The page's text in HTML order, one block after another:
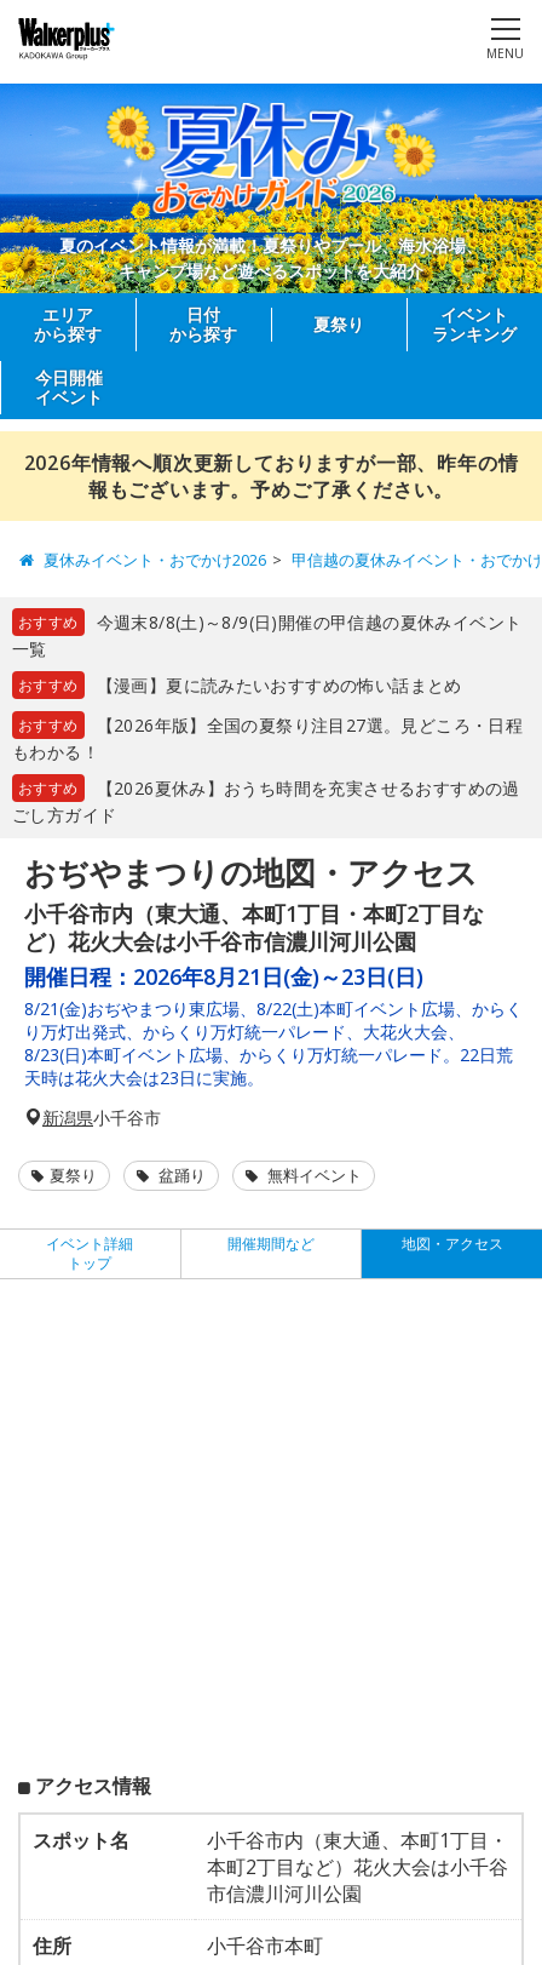
MENU
夏のイベント情報が満載！夏祭りやプール、海水浴場、
キャンプ場など遊べるスポットを大紹介
エリア
から探す
日付
から探す
夏祭り
イベント
ランキング
今日開催
イベント
2026年情報へ順次更新しておりますが一部、昨年の情
報もございます。予めご了承ください。
夏休みイベント・おでかけ2026 甲信越の夏休みイベント・おでか
おすすめ
今週末8/8(土)～8/9(日)開催の甲信越の夏休みイベント
一覧
おすすめ 【漫画】夏に読みたいおすすめの怖い話まとめ
おすすめ
【2026年版】全国の夏祭り注目27選。見どころ・日程
もわかる！
おすすめ
【2026夏休み】おうち時間を充実させるおすすめの過
ごし方ガイド
おぢやまつりの地図・アクセス
小千谷市内（東大通、本町1丁目・本町2丁目な
ど）花火大会は小千谷市信濃川河川公園
開催日程： 2026年8月21日(金)～23日(日)
8/21(金)おぢやまつり東広場、8/22(土)本町イベント広場、からく
り万灯出発式、からくり万灯統一パレード、大花火大会、
8/23(日)本町イベント広場、からくり万灯統一パレード。22日荒
天時は花火大会は23日に実施。
新潟県小千谷市
夏祭り 盆踊り 無料イベント
イベント詳細
トップ
開催期間など 地図・アクセス
アクセス情報
スポット名
小千谷市内（東大通、本町1丁目・
本町2丁目など）花火大会は小千谷
市信濃川河川公園
住所
小千谷市本町